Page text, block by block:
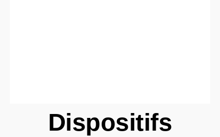
Dispositifs